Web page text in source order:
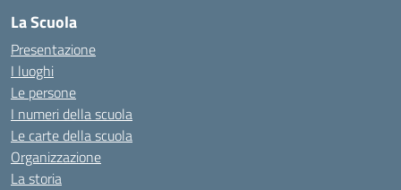
La Scuola
Presentazione
I luoghi
Le persone
I numeri della scuola
Le carte della scuola
Organizzazione
La storia